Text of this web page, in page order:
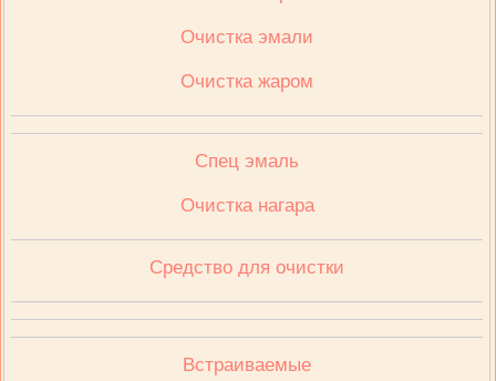
Очистка эмали
Очистка жаром
Спец эмаль
Очистка нагара
Средство для очистки
Встраиваемые